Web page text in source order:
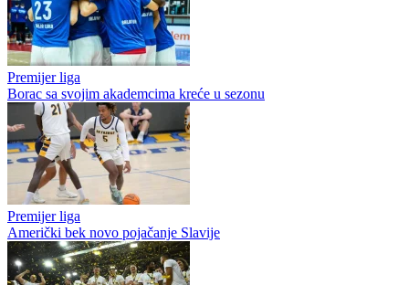
Premijer liga
Borac sa svojim akademcima kreće u sezonu
Premijer liga
Američki bek novo pojačanje Slavije